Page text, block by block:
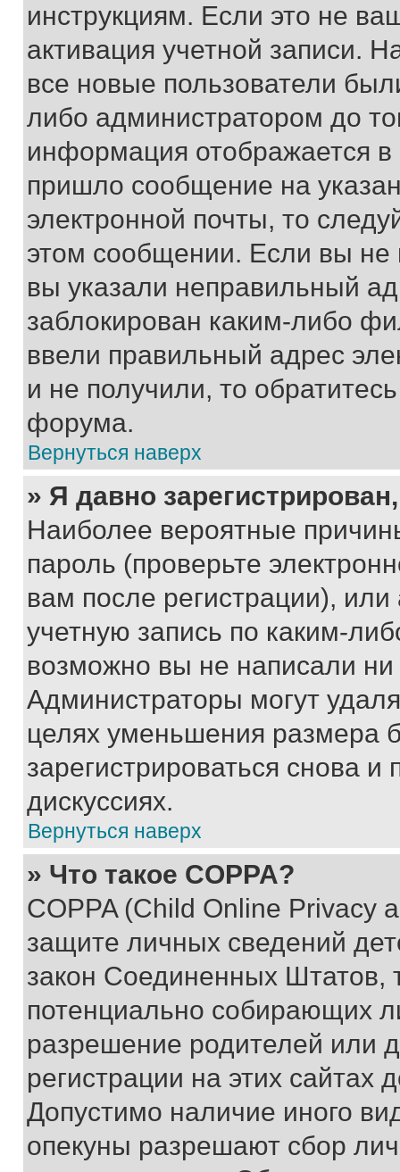
инструкциям. Если это не
активация учетной записи.
все новые пользователи
либо администратором до
информация отображается
пришло сообщение на
электронной почты, то
этом сообщении. Если вы
вы указали неправильный
заблокирован каким-либо
ввели правильный адрес
и не получили, то
форума.
Вернуться наверх
» Я давно
Наиболее вероятные
пароль (проверьте
вам после регистрации),
учетную запись по каким-
возможно вы не написали
Администраторы могут
целях уменьшения размера
зарегистрироваться снова и
дискуссиях.
Вернуться наверх
» Что такое COPPA?
COPPA (Child Online Privacy
защите личных сведений
закон Соединенных Штатов,
потенциально собирающих
разрешение родителей или
регистрации на этих сайтах
Допустимо наличие иного
опекуны разрешают сбор